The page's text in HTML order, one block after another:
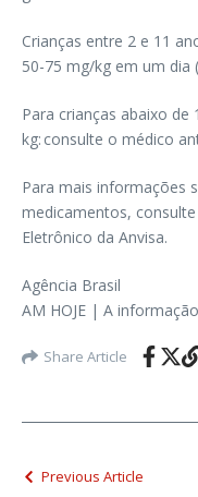
Crianças entre 2 e 11
50-75 mg/kg em um dia
Para crianças abaixo
kg: consulte o médico
Para mais informações
medicamentos,
Eletrônico da Anvisa.
Agência Brasil
AM HOJE | A
Share Article
Previous Article